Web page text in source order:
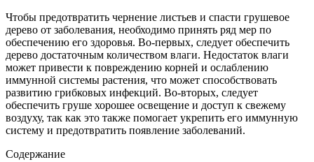
Чтобы предотвратить чернение листьев и спасти грушевое
дерево от заболевания, необходимо принять ряд мер по
обеспечению его здоровья. Во-первых, следует обеспечить
дерево достаточным количеством влаги. Недостаток влаги
может привести к повреждению корней и ослаблению
иммунной системы растения, что может способствовать
развитию грибковых инфекций. Во-вторых, следует
обеспечить груше хорошее освещение и доступ к свежему
воздуху, так как это также помогает укрепить его иммунную
систему и предотвратить появление заболеваний.
Содержание